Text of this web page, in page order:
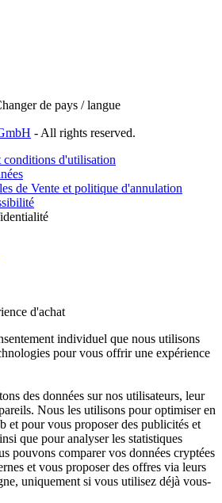
de pays / langue
- All rights reserved.
conditions d'utilisation
de Vente et politique d'annulation
d'achat
individuel que nous utilisons
pour vous offrir une expérience
des données sur nos utilisateurs, leur
Nous les utilisons pour optimiser en
et pour vous proposer des publicités et
que pour analyser les statistiques
pouvons comparer vos données cryptées
et vous proposer des offres via leurs
uniquement si vous utilisez déjà vous-